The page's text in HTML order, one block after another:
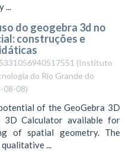
do geogebra 3d no
construções e
(Instituto
do Rio Grande do
08-08)
of the GeoGebra 3D
Calculator available for
of spatial geometry. The
...